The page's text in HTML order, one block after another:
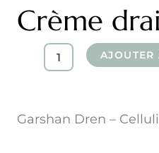
Crème
quantité
Crème
AJOUTER
Garshan Dren –